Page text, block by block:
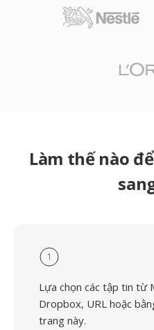
Làm thế nào
1
Lựa chọn các tập tin từ
Dropbox, URL hoặc
trang này.